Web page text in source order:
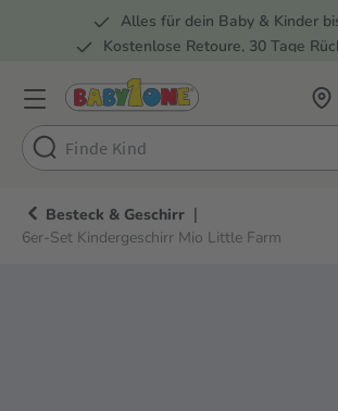
Zur Hauptnavigation springen
Alles für dein Baby & Kinder
Kostenlose Retoure, 30 Tage
Besteck & Geschirr |
6er-Set Kindergeschirr Mio Little Farm